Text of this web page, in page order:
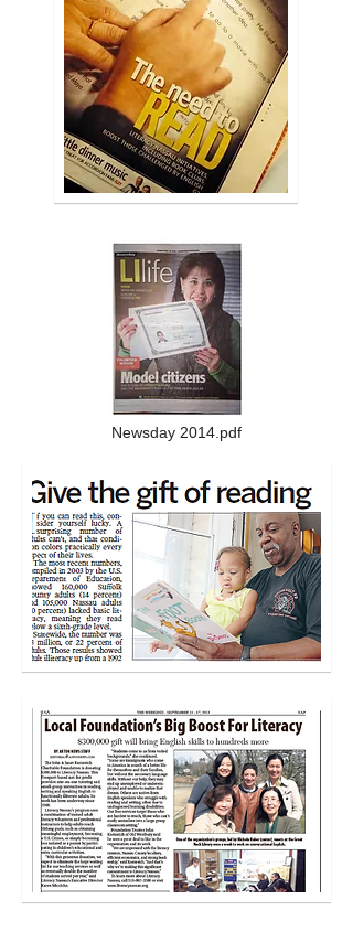
Newsday 2014.pdf